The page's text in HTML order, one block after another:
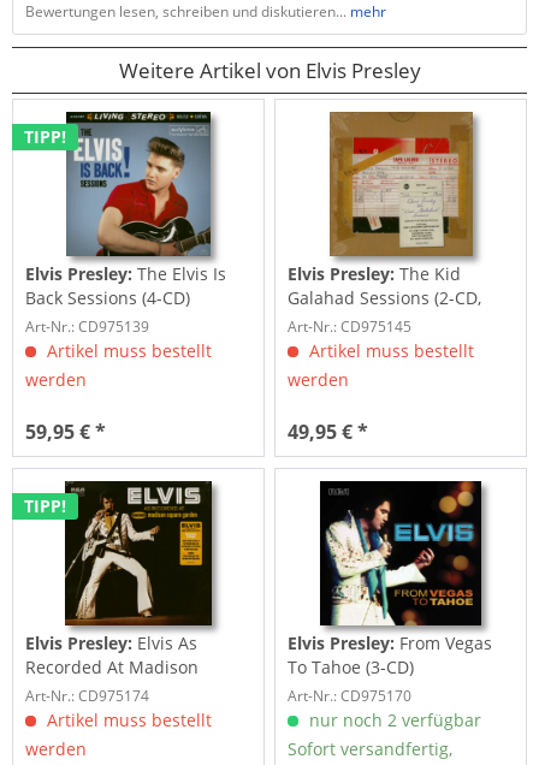
Bewertungen lesen, schreiben und diskutieren... mehr
Weitere Artikel von Elvis Presley
TIPP!
Elvis Presley:The Elvis Is
Back Sessions (4-CD)
Art-Nr.: CD975139
Artikel muss bestellt
werden
59,95 € *
Elvis Presley:The Kid
Galahad Sessions (2-CD,
7inch Deluxe...
Art-Nr.: CD975145
Artikel muss bestellt
werden
49,95 € *
TIPP!
Elvis Presley: Elvis As
Recorded At Madison
Square Garden (3-CD)
Art-Nr.: CD975174
Artikel muss bestellt
werden
Elvis Presley: From Vegas
To Tahoe (3-CD)
Art-Nr.: CD975170
nur noch 2 verfügbar
Sofort versandfertig,